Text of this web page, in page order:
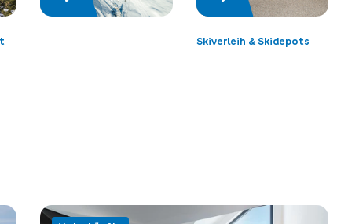
Skiverleih & Skidepots